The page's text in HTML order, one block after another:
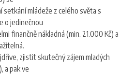
mládeže z celého světa s
o jedinečnou
finančně nákladná (min. 21.000 Kč) a
zjistit skutečný zájem mladých
a pak ve